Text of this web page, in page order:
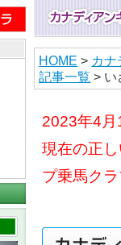
HOME > カ
記事一覧 > い
2023年4月
現在の正
プ乗馬ク